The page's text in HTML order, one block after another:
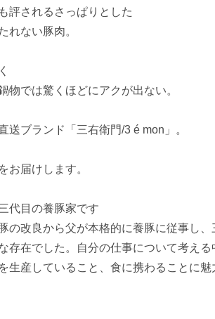
評されるさっぱりとした
れない豚肉。
物では驚くほどにアクが出ない。
送ブランド「三右衛門/3 é mon」。
お届けします。
代目の養豚家です
の改良から父が本格的に養豚に従事し
存在でした。自分の仕事について考え
生産していること、食に携わることに魅